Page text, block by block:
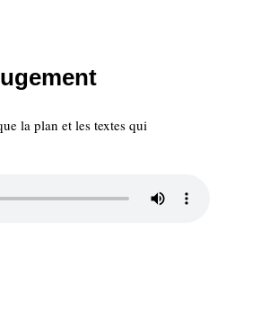
la plan et les textes qui